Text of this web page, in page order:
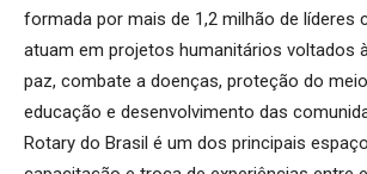
formada por mais de 1,2 milhão de líderes
atuam em projetos humanitários voltados
paz, combate a doenças, proteção do
educação e desenvolvimento das
Rotary do Brasil é um dos principais